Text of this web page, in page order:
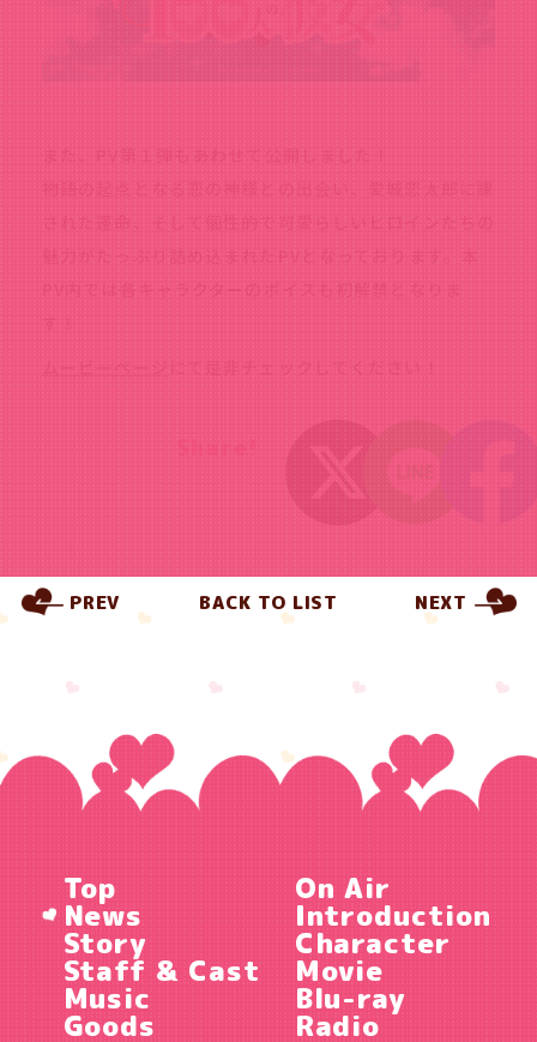
また、PV第１弾もあわせて公開しました！
物語の起点となる恋の神様との出会い、愛城恋太郎に課
された運命、そして個性的で可愛らしいヒロインたちの
魅力がたっぷり詰め込まれたPVとなっております。本
PV内では各キャラクターのボイスも初解禁となりま
す！
ムービーページ
にて是非チェックしてください！
PREV BACK TO LIST NEXT
Top On Air
News Introduction
Story Character
Staff & Cast Movie
Music Blu-ray
Goods Radio